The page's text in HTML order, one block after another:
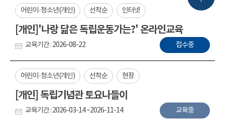
어린이·청소년(개인) 선착순 인터넷
[개인]'나랑 닮은 독립운동가는?' 온라인교육
교육기간 : 2026-08-22 접수중
어린이·청소년(개인) 선착순 현장
[개인] 독립기념관 토요나들이
교육기간 : 2026-03-14 ~2026-11-14 교육중